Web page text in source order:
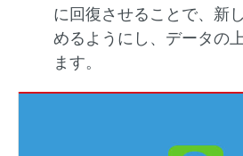
に回復させることで、新
めるようにし、データの
ます。